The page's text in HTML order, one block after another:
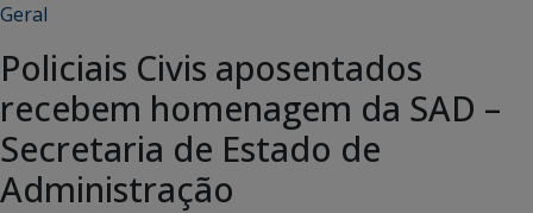
Geral
Policiais Civis aposentados
recebem homenagem da SAD –
Secretaria de Estado de
Administração